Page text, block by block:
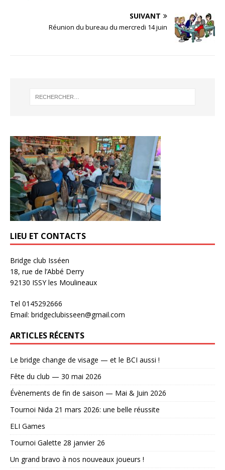
SUIVANT
Réunion du bureau du mercredi 14 juin
LIEU ET CONTACTS
Bridge club Isséen
18, rue de l’Abbé Derry
92130 ISSY les Moulineaux
Tel 0145292666
Email: bridgeclubisseen@gmail.com
ARTICLES RÉCENTS
Le bridge change de visage — et le BCI aussi !
Fête du club — 30 mai 2026
Évènements de fin de saison — Mai & Juin 2026
Tournoi Nida 21 mars 2026: une belle réussite
ELI Games
Tournoi Galette 28 janvier 26
Un grand bravo à nos nouveaux joueurs !